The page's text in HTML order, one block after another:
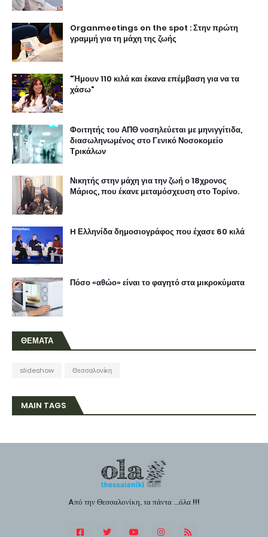
Organmeetings on the spot : Στην πρώτη
γραμμή για τη μάχη της ζωής
"Ήμουν 110 κιλά και έκανα επέμβαση για να τα
χάσω"
Φοιτητής του ΑΠΘ νοσηλεύεται με μηνιγγίτιδα,
διασωληνωμένος στο Γενικό Νοσοκομείο
Τρικάλων
Νικητής στην μάχη για την ζωή ο 18χρονος
Μάριος, που έκανε μεταμόσχευση στο Τορίνο.
H Ελληνίδα δημοσιογράφος που έχασε 60 κιλά
Πόσο «αθώο» είναι το φαγητό στα μικροκύματα
ΘΕΜΑΤΑ
slideshow Θεσσαλονίκη
MAIN TAGS
Aπό την Θεσσαλονίκη, τα πάντα ...όλα !!!